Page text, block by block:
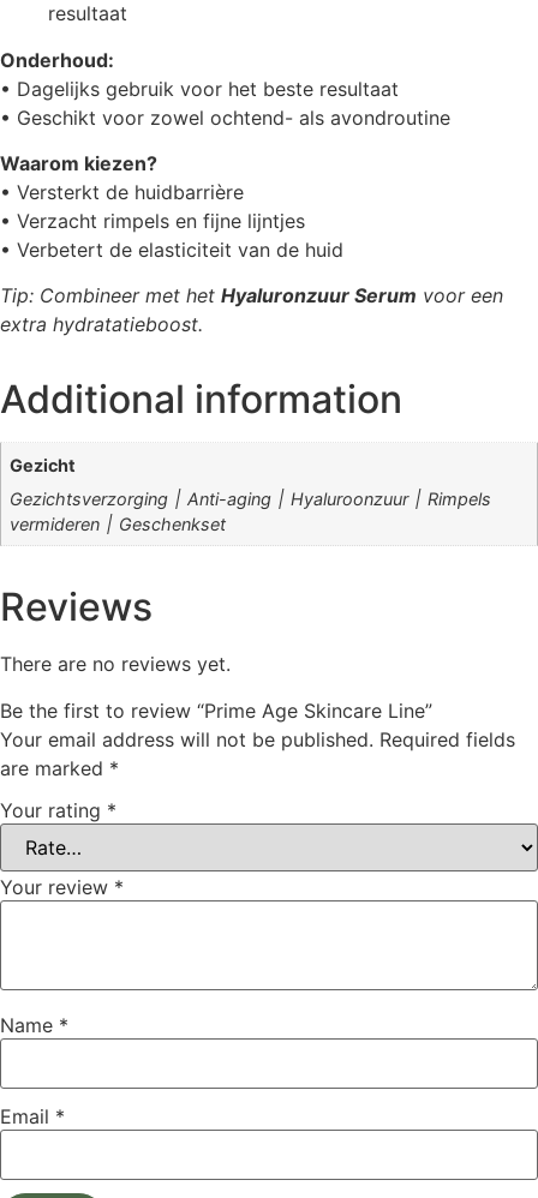
resultaat
Onderhoud:
• Dagelijks gebruik voor het beste resultaat
• Geschikt voor zowel ochtend- als avondroutine
Waarom kiezen?
• Versterkt de huidbarrière
• Verzacht rimpels en fijne lijntjes
• Verbetert de elasticiteit van de huid
Tip: Combineer met het Hyaluronzuur Serum voor een
extra hydratatieboost.
Additional information
Gezicht
Gezichtsverzorging ׀ Anti-aging ׀ Hyaluroonzuur ׀ Rimpels
vermideren ׀ Geschenkset
Reviews
There are no reviews yet.
Be the first to review “Prime Age Skincare Line”
Your email address will not be published. Required fields
are marked *
Your rating *
Your review *
Name *
Email *